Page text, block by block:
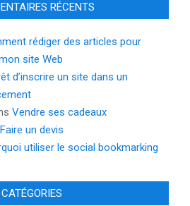
RÉCENTS
rédiger des articles pour
site Web
d’inscrire un site dans un
Vendre ses cadeaux
Faire un devis
utiliser le social bookmarking
CATÉGORIES